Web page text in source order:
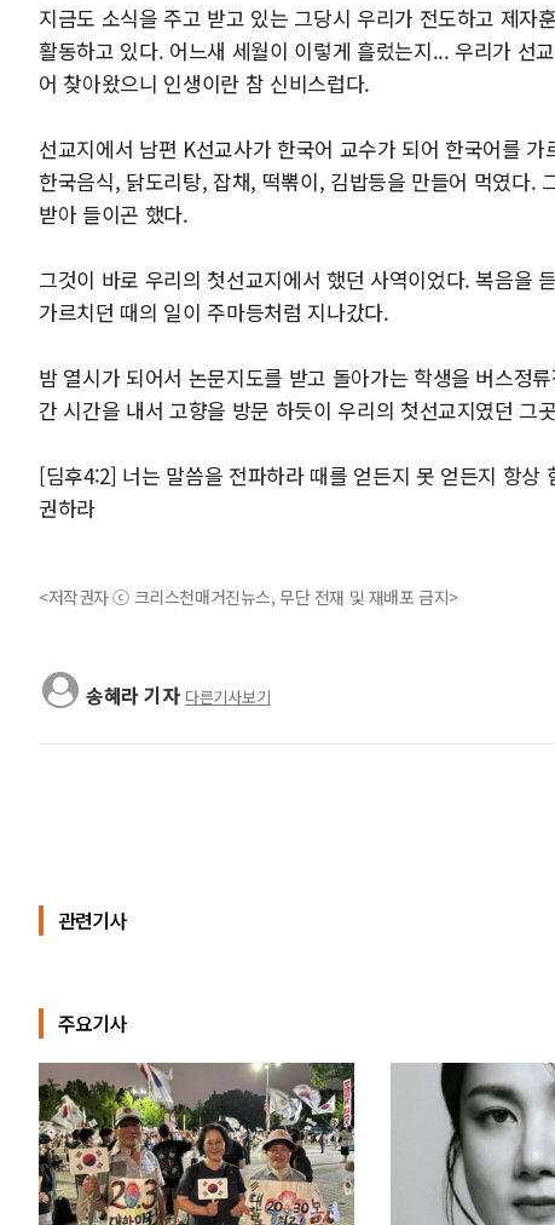
지금도 소식을 주고 받고 있는 그당시 우리가 전도하고 제자
활동하고 있다. 어느새 세월이 이렇게 흘렀는지... 우리가 선
어 찾아왔으니 인생이란 참 신비스럽다.
선교지에서 남편 K선교사가 한국어 교수가 되어 한국어를
한국음식, 닭도리탕, 잡채, 떡뽂이, 김밥등을 만들어 먹였다.
받아 들이곤 했다.
그것이 바로 우리의 첫선교지에서 했던 사역이었다. 복음을
가르치던 때의 일이 주마등처럼 지나갔다.
밤 열시가 되어서 논문지도를 받고 돌아가는 학생을 버스정
간 시간을 내서 고향을 방문 하듯이 우리의 첫선교지였던 그
[딤후4:2] 너는 말씀을 전파하라 때를 얻든지 못 얻든지 항
권하라
<저작권자 ⓒ 크리스천매거진뉴스, 무단 전재 및 재배포 금지>
송혜라 기자 다른기사보기
관련기사
주요기사